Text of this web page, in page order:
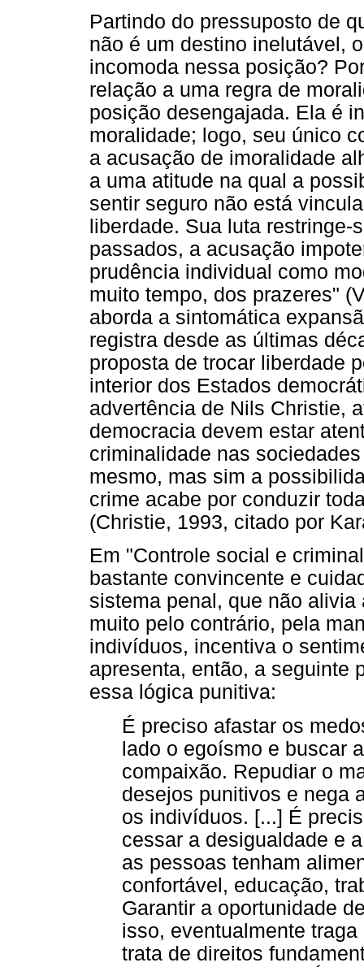
Partindo do pressuposto de
não é um destino inelutável,
incomoda nessa posição?
relação a uma regra de
posição desengajada. Ela é
moralidade; logo, seu único
a acusação de imoralidade
a uma atitude na qual a
sentir seguro não está
liberdade. Sua luta restringe-
passados, a acusação
prudência individual como
muito tempo, dos prazeres"
aborda a sintomática
registra desde as últimas
proposta de trocar liberdade
interior dos Estados
advertência de Nils Christie,
democracia devem estar
criminalidade nas
mesmo, mas sim a
crime acabe por conduzir
(Christie, 1993, citado por
Em "Controle social e
bastante convincente e
sistema penal, que não
muito pelo contrário, pela
indivíduos, incentiva o
apresenta, então, a seguinte
essa lógica punitiva:
É preciso afastar os
lado o egoísmo e buscar
compaixão. Repudiar o
desejos punitivos e nega
os indivíduos. [...] É
cessar a desigualdade e
as pessoas tenham
confortável, educação,
Garantir a oportunidade
isso, eventualmente
trata de direitos